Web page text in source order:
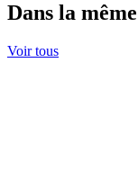
Dans la
Voir tous